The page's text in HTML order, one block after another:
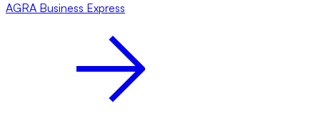
AGRA Business Express